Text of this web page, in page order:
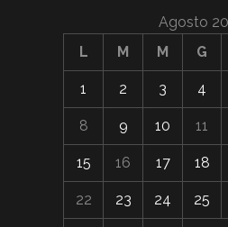
Agosto
L
M M G
1 2 3 4
8 9 10 11
15 16 17 18
22 23 24 25